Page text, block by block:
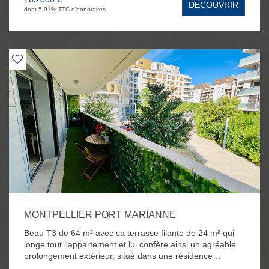
Vous bénéficierez également d'une place de parking et
dont 5.91% TTC d'honoraires DÉCOUVRIR
MONTPELLIER PORT MARIANNE
Beau T3 de 64 m² avec sa terrasse filante de 24 m² qui
longe tout l'appartement et lui confère ainsi un agréable
prolongement extérieur, situé dans une résidence